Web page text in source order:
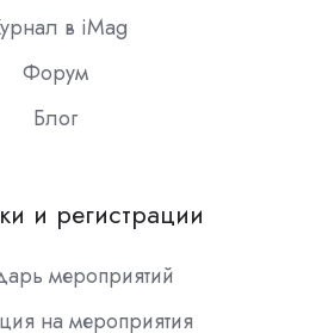
в iMag
Форум
Блог
и регистрации
мероприятий
на мероприятия